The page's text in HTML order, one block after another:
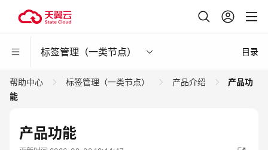
标签管理（一类节点） 目录
帮助中心 标签管理（一类节点） 产品介绍
产品功
能
产品功能